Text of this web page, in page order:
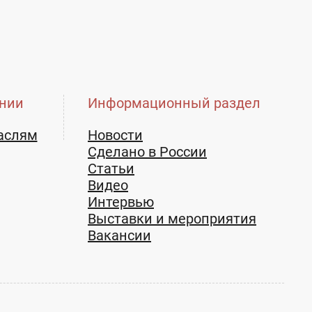
Информационный раздел
Новости
Сделано в России
Статьи
Видео
Интервью
Выставки и мероприятия
Вакансии